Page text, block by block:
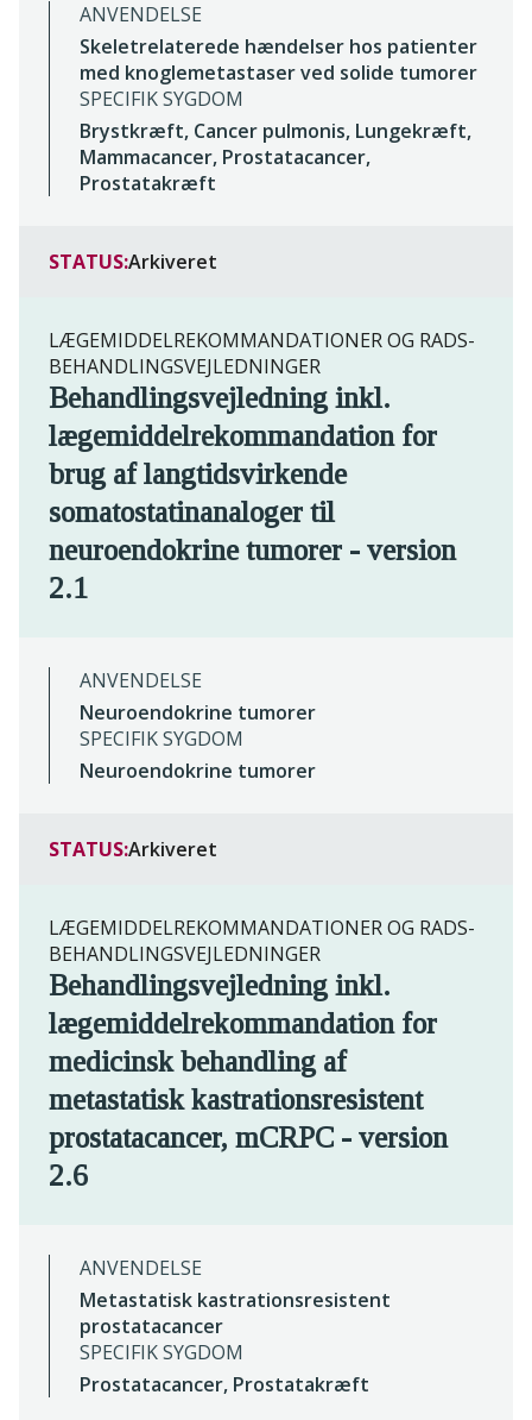
ANVENDELSE
Skeletrelaterede hændelser hos patienter
med knoglemetastaser ved solide tumorer
SPECIFIK SYGDOM
Brystkræft, Cancer pulmonis, Lungekræft,
Mammacancer, Prostatacancer,
Prostatakræft
STATUS:Arkiveret
LÆGEMIDDELREKOMMANDATIONER OG RADS-
BEHANDLINGSVEJLEDNINGER
Behandlingsvejledning inkl.
lægemiddelrekommandation for
brug af langtidsvirkende
somatostatinanaloger til
neuroendokrine tumorer - version
2.1
ANVENDELSE
Neuroendokrine tumorer
SPECIFIK SYGDOM
Neuroendokrine tumorer
STATUS:Arkiveret
LÆGEMIDDELREKOMMANDATIONER OG RADS-
BEHANDLINGSVEJLEDNINGER
Behandlingsvejledning inkl.
lægemiddelrekommandation for
medicinsk behandling af
metastatisk kastrationsresistent
prostatacancer, mCRPC - version
2.6
ANVENDELSE
Metastatisk kastrationsresistent
prostatacancer
SPECIFIK SYGDOM
Prostatacancer, Prostatakræft